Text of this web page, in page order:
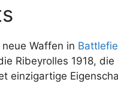
Waffen in
Ribeyrolles 1918, die
einzigartige